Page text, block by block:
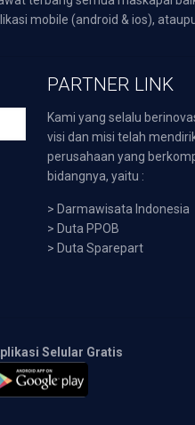
mobile (android & ios),
PARTNER LINK
Kami yang selalu
visi dan misi telah
perusahaan yang
bidangnya, yaitu :
> Darmawisata Indonesia
> Duta PPOB
> Duta Sparepart
Selular Gratis